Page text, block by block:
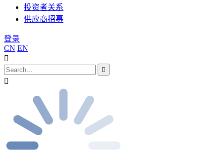
投资者关系
供应商招募
登录
CN EN